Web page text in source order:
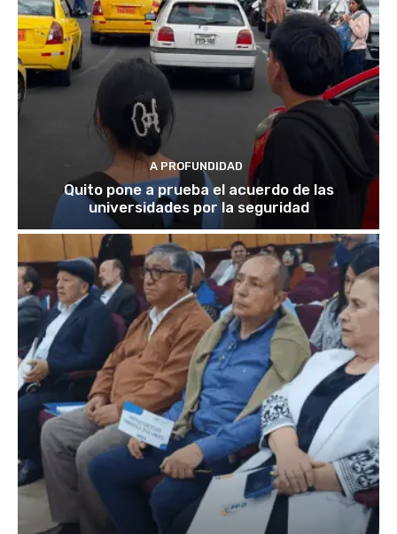
A PROFUNDIDAD
Quito pone a prueba el acuerdo de las
universidades por la seguridad